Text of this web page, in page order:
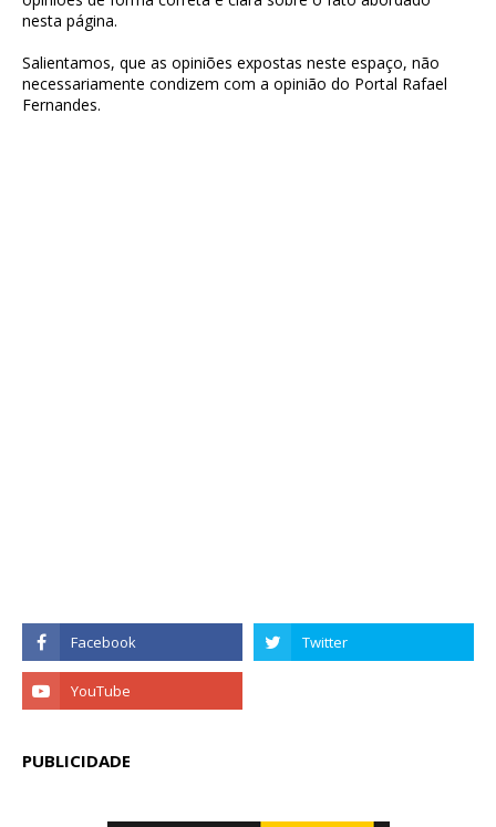
nesta página.
Salientamos, que as opiniões expostas neste espaço, não
necessariamente condizem com a opinião do Portal Rafael
Fernandes.
PUBLICIDADE